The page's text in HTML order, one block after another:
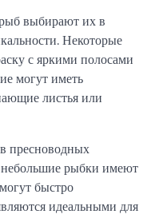
выбирают их в
Некоторые
с яркими полосами
могут иметь
листья или
пресноводных
рыбки имеют
быстро
идеальными для